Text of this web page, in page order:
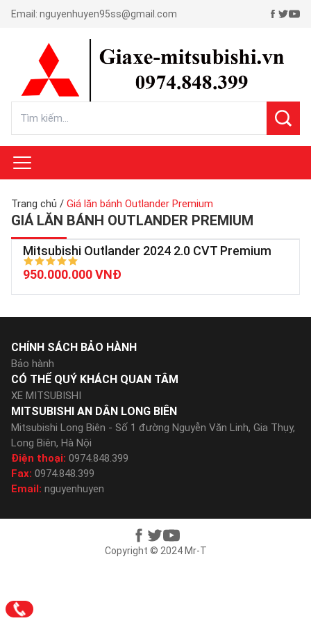
Email: nguyenhuyen95ss@gmail.com
Trang chủ / Giá lăn bánh Outlander Premium
GIÁ LĂN BÁNH OUTLANDER PREMIUM
Mitsubishi Outlander 2024 2.0 CVT Premium
950.000.000 VNĐ
MITSUBISHI AN DÂN LONG BIÊN
Mitsubishi Long Biên - Số 1 đường Nguyễn Văn Linh, Gia Thụy,
Long Biên, Hà Nội
Điện thoại: 0974.848.399
Fax: 0974.848.399
Email: nguyenhuyen
CHÍNH SÁCH BẢO HÀNH
Bảo hành
CÓ THỂ QUÝ KHÁCH QUAN TÂM
XE MITSUBISHI
Copyright © 2024 Mr-T